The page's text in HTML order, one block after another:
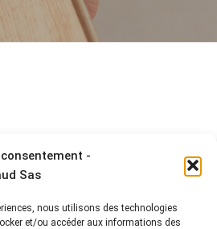
-
Sas
nous utilisons des technologies
et/ou accéder aux informations des